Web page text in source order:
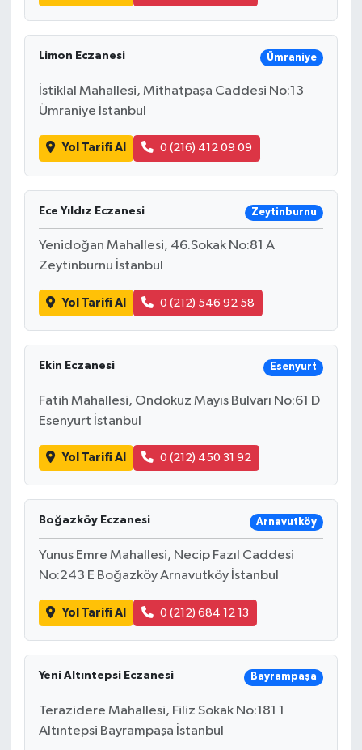
Limon Eczanesi Ümraniye
İstiklal Mahallesi, Mithatpaşa Caddesi No:13
Ümraniye İstanbul
Yol Tarifi Al 0 (216) 412 09 09
Ece Yıldız Eczanesi Zeytinburnu
Yenidoğan Mahallesi, 46.Sokak No:81 A
Zeytinburnu İstanbul
Yol Tarifi Al 0 (212) 546 92 58
Ekin Eczanesi Esenyurt
Fatih Mahallesi, Ondokuz Mayıs Bulvarı No:61 D
Esenyurt İstanbul
Yol Tarifi Al 0 (212) 450 31 92
Boğazköy Eczanesi Arnavutköy
Yunus Emre Mahallesi, Necip Fazıl Caddesi
No:243 E Boğazköy Arnavutköy İstanbul
Yol Tarifi Al 0 (212) 684 12 13
Yeni Altıntepsi Eczanesi Bayrampaşa
Terazidere Mahallesi, Filiz Sokak No:181 1
Altıntepsi Bayrampaşa İstanbul